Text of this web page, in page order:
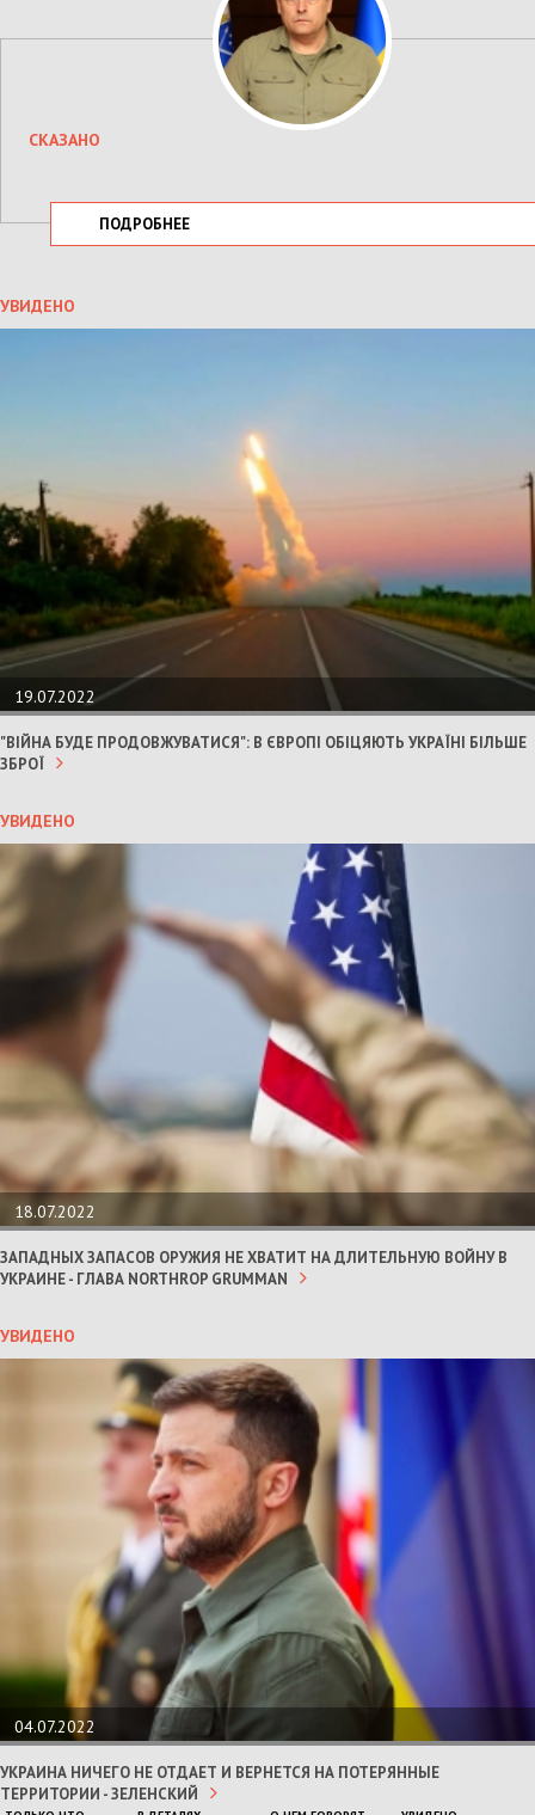
СКАЗАНО
ПОДРОБНЕЕ
УВИДЕНО
19.07.2022
"ВІЙНА БУДЕ ПРОДОВЖУВАТИСЯ": В ЄВРОПІ ОБІЦЯЮТЬ УКРАЇНІ БІЛЬШЕ
ЗБРОЇ
УВИДЕНО
18.07.2022
ЗАПАДНЫХ ЗАПАСОВ ОРУЖИЯ НЕ ХВАТИТ НА ДЛИТЕЛЬНУЮ ВОЙНУ В
УКРАИНЕ - ГЛАВА NORTHROP GRUMMAN
УВИДЕНО
04.07.2022
УКРАИНА НИЧЕГО НЕ ОТДАЕТ И ВЕРНЕТСЯ НА ПОТЕРЯННЫЕ
ТЕРРИТОРИИ - ЗЕЛЕНСКИЙ